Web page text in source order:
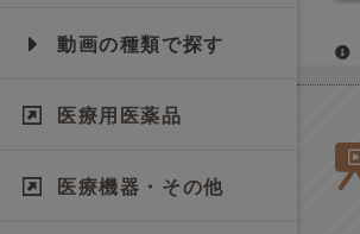
動画の種類で探す
医療用医薬品
医療機器・その他